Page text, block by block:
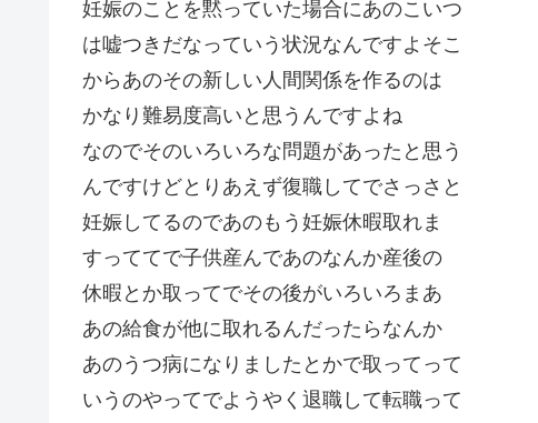
妊娠のことを黙っていた場合にあのこいつ
は嘘つきだなっていう状況なんですよそこ
からあのその新しい人間関係を作るのは
かなり難易度高いと思うんですよね
なのでそのいろいろな問題があったと思う
んですけどとりあえず復職してでさっさと
妊娠してるのであのもう妊娠休暇取れま
すっててで子供産んであのなんか産後の
休暇とか取ってでその後がいろいろまあ
あの給食が他に取れるんだったらなんか
あのうつ病になりましたとかで取ってって
いうのやってでようやく退職して転職って